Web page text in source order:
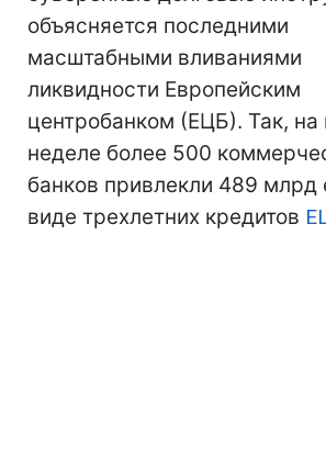
объясняется последними
масштабными вливаниями
ликвидности Европейским
центробанком (ЕЦБ). Так,
неделе более 500
банков привлекли 489 млрд
виде трехлетних кредитов